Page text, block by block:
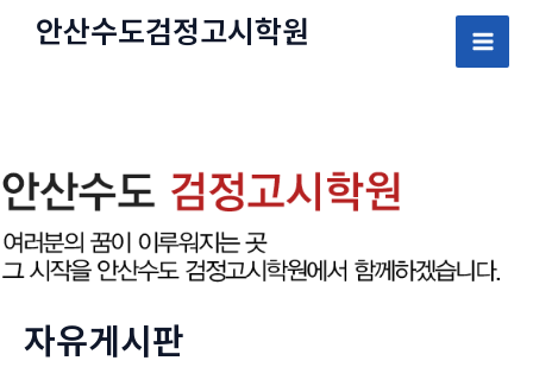
너
뛰
기
안산수도검정고시학원
Main
자유게시판